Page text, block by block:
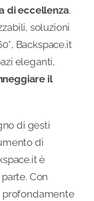
di eccellenza.
soluzioni
Backspace.it
eleganti,
il
di gesti
di
è
Con
profondamente